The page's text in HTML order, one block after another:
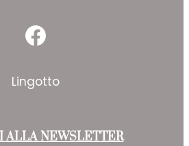
Facebook
Lingotto
ALLA NEWSLETTER